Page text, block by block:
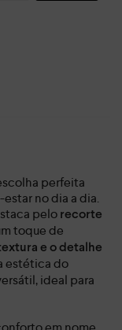
perfeita
no dia a dia.
pelo recorte
toque de
e o detalhe
estética do
ideal para